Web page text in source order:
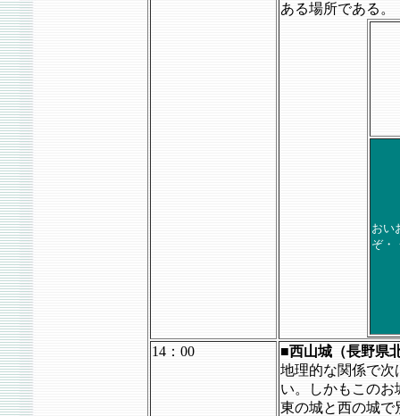
ある場所である。
おい
ぞ・
14：00
■西山城（長野県
地理的な関係で次
い。しかもこの
東の城と西の城で